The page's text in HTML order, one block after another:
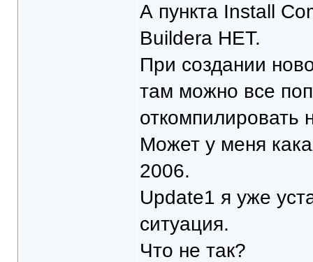
А пункта Install
Buildera НЕТ.
При создании
там можно все
откомпилировать
Может у меня
2006.
Update1 я уже
ситуация.
Что не так?